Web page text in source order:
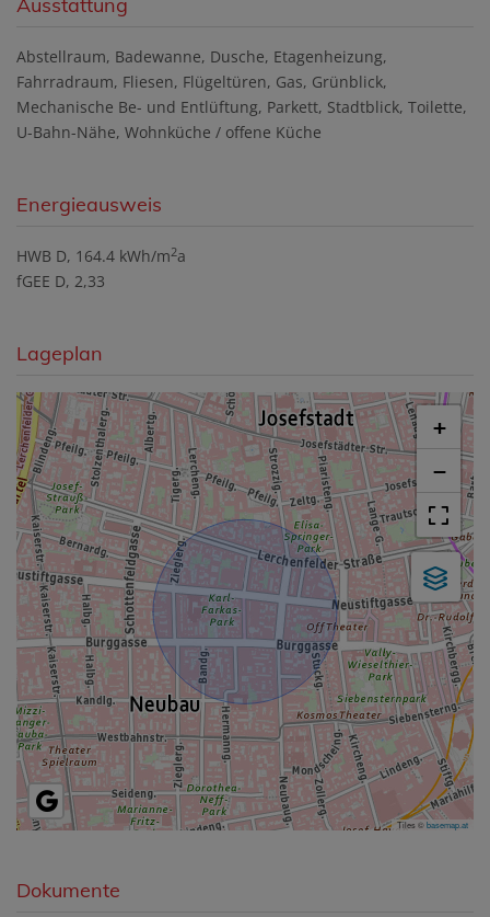
Abstellraum Badewanne Dusche Etagenheizung
Fahrradraum Fliesen Flügeltüren Gas Grünblick
Mechanische Be- und Entlüftung Parkett Stadtblick Toilette
U-Bahn-Nähe Wohnküche / offene Küche
Energieausweis
HWB D, 164.4 kWh/m2a
fGEE D, 2,33
Lageplan
+
−
Tiles ©basemap.at
Dokumente